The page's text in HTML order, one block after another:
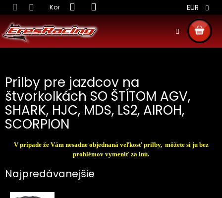
Prejsť
na
obsah
Kontakt Obchodné podmienky Doprava
EUR
KOŠÍK
Prilby pre jazdcov na
štvorkolkách SO ŠTÍTOM AGV,
SHARK, HJC, MDS, LS2, AIROH,
SCORPION
V prípade že Vám nesadne objednaná veľkosť prilby, môžete si ju bez
problémov vymeniť za inú.
Najpredávanejšie